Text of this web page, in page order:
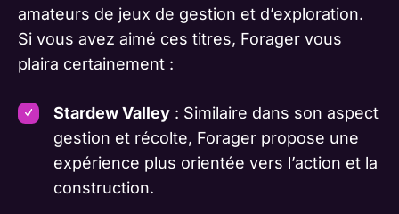
amateurs de jeux de gestion et d’exploration.
Si vous avez aimé ces titres, Forager vous
plaira certainement :
Stardew Valley: Similaire dans son aspect
gestion et récolte, Forager propose une
expérience plus orientée vers l’action et la
construction.